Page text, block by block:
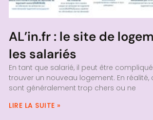
AL’in.fr : le site de
les salariés
En tant que salarié, il peut être
trouver un nouveau logement. En réalité,
sont généralement trop chers ou ne
LIRE LA SUITE »